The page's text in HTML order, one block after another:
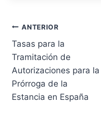
N
a
v
e
ANTERIOR
Tasas para la
Tramitación de
Autorizaciones para la
Prórroga de la
Estancia en España